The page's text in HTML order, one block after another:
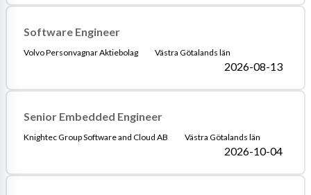
Software Engineer
Volvo Personvagnar Aktiebolag Västra Götalands län
2026-08-13
Senior Embedded Engineer
Knightec Group Software and Cloud AB Västra Götalands län
2026-10-04